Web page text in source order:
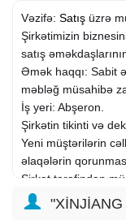
Vəzifə: Satış üzrə
Şirkətimizin
satış
Əmək haqqı: Sabit
məbləğ müsahibə
İş yeri: Abşeron.
Şirkətin tikinti və
Yeni müştərilərin
əlaqələrin
Şirkət tərəfindən
yetirilməsi;